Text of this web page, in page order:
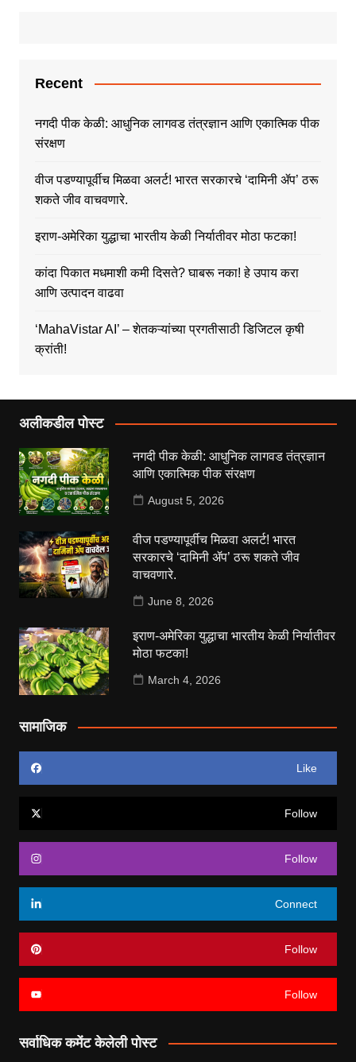
Recent
नगदी पीक केळी: आधुनिक लागवड तंत्रज्ञान आणि एकात्मिक पीक
संरक्षण
वीज पडण्यापूर्वीच मिळवा अलर्ट! भारत सरकारचे ‘दामिनी ॲप’ ठरू
शकते जीव वाचवणारे.
इराण-अमेरिका युद्धाचा भारतीय केळी निर्यातीवर मोठा फटका!
कांदा पिकात मधमाशी कमी दिसते? घाबरू नका! हे उपाय करा
आणि उत्पादन वाढवा
‘MahaVistar AI’ – शेतकऱ्यांच्या प्रगतीसाठी डिजिटल कृषी
क्रांती!
अलीकडील पोस्ट
नगदी पीक केळी: आधुनिक लागवड तंत्रज्ञान
आणि एकात्मिक पीक संरक्षण
August 5, 2026
वीज पडण्यापूर्वीच मिळवा अलर्ट! भारत
सरकारचे ‘दामिनी ॲप’ ठरू शकते जीव
वाचवणारे.
June 8, 2026
इराण-अमेरिका युद्धाचा भारतीय केळी निर्यातीवर
मोठा फटका!
March 4, 2026
सामाजिक
Like
Follow
Follow
Connect
Follow
Follow
सर्वाधिक कमेंट केलेली पोस्ट